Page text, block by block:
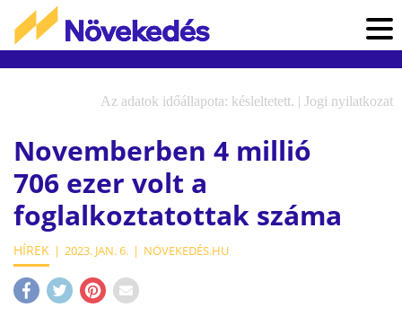
Az adatok időállapota: késleltetett. | Jogi nyilatkozat
Novemberben 4 millió
706 ezer volt a
foglalkoztatottak száma
HÍREK 2023. JAN. 6. NÖVEKEDÉS.HU